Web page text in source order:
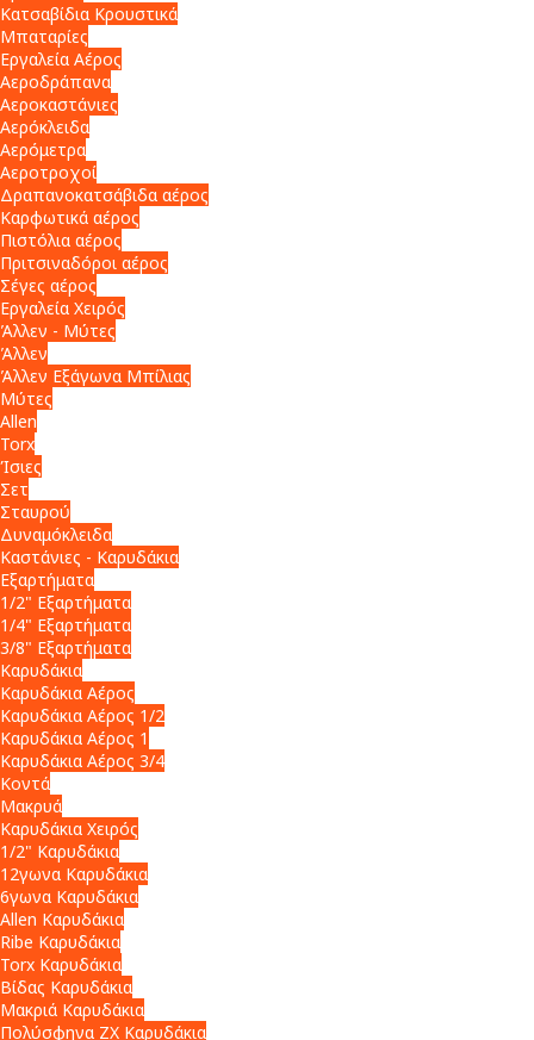
Κατσαβίδια Κρουστικά
Μπαταρίες
Εργαλεία Αέρος
Αεροδράπανα
Αεροκαστάνιες
Αερόκλειδα
Αερόμετρα
Αεροτροχοί
Δραπανοκατσάβιδα αέρος
Καρφωτικά αέρος
Πιστόλια αέρος
Πριτσιναδόροι αέρος
Σέγες αέρος
Εργαλεία Χειρός
Άλλεν - Μύτες
Άλλεν
Άλλεν Εξάγωνα Μπίλιας
Μύτες
Allen
Torx
Ίσιες
Σετ
Σταυρού
Δυναμόκλειδα
Καστάνιες - Καρυδάκια
Εξαρτήματα
1/2" Εξαρτήματα
1/4" Εξαρτήματα
3/8" Εξαρτήματα
Καρυδάκια
Καρυδάκια Αέρος
Καρυδάκια Αέρος 1/2
Καρυδάκια Αέρος 1
Καρυδάκια Αέρος 3/4
Κοντά
Μακρυά
Καρυδάκια Χειρός
1/2" Καρυδάκια
12γωνα Καρυδάκια
6γωνα Καρυδάκια
Allen Καρυδάκια
Ribe Καρυδάκια
Torx Καρυδάκια
Βίδας Καρυδάκια
Μακριά Καρυδάκια
Πολύσφηνα ZX Καρυδάκια